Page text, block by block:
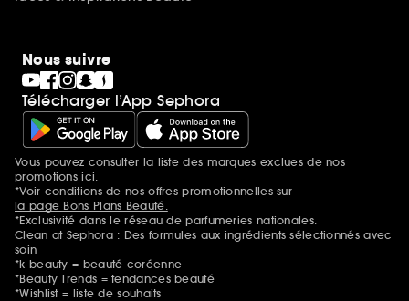
Nous suivre
Télécharger l’App Sephora
Mentions additionnelles
Vous pouvez consulter la liste des marques exclues de nos
promotionsici.
*Voir conditions de nos offres promotionnelles sur
la page Bons Plans Beauté.
*Exclusivité dans le réseau de parfumeries nationales.
Clean at Sephora : Des formules aux ingrédients sélectionnés avec
soin
*k-beauty = beauté coréenne
*Beauty Trends = tendances beauté
*Wishlist = liste de souhaits